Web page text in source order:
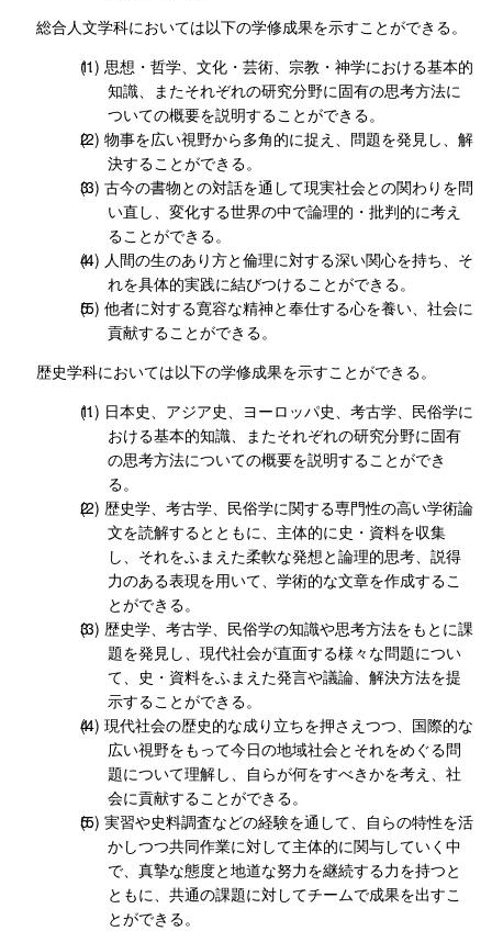
総合人文学科においては以下の学修成果を示すことができる。
思想・哲学、文化・芸術、宗教・神学における基本的
知識、またそれぞれの研究分野に固有の思考方法に
ついての概要を説明することができる。
物事を広い視野から多角的に捉え、問題を発見し、解
決することができる。
古今の書物との対話を通して現実社会との関わりを問
い直し、変化する世界の中で論理的・批判的に考え
ることができる。
人間の生のあり方と倫理に対する深い関心を持ち、そ
れを具体的実践に結びつけることができる。
他者に対する寛容な精神と奉仕する心を養い、社会に
貢献することができる。
歴史学科においては以下の学修成果を示すことができる。
日本史、アジア史、ヨーロッパ史、考古学、民俗学に
おける基本的知識、またそれぞれの研究分野に固有
の思考方法についての概要を説明することができ
る。
歴史学、考古学、民俗学に関する専門性の高い学術論
文を読解するとともに、主体的に史・資料を収集
し、それをふまえた柔軟な発想と論理的思考、説得
力のある表現を用いて、学術的な文章を作成するこ
とができる。
歴史学、考古学、民俗学の知識や思考方法をもとに課
題を発見し、現代社会が直面する様々な問題につい
て、史・資料をふまえた発言や議論、解決方法を提
示することができる。
現代社会の歴史的な成り立ちを押さえつつ、国際的な
広い視野をもって今日の地域社会とそれをめぐる問
題について理解し、自らが何をすべきかを考え、社
会に貢献することができる。
実習や史料調査などの経験を通して、自らの特性を活
かしつつ共同作業に対して主体的に関与していく中
で、真摯な態度と地道な努力を継続する力を持つと
ともに、共通の課題に対してチームで成果を出すこ
とができる。